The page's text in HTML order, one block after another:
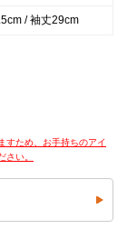
/ 袖丈29cm
すため、お手持ちのアイ
さい。